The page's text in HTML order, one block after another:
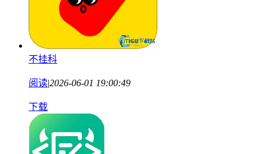
不挂科
阅读|2026-06-01 19:00:49
下载